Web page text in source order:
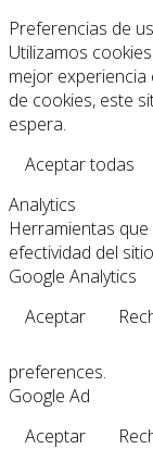
Preferencias de
Utilizamos
mejor experiencia
de cookies, este
espera.
Aceptar todas
Analytics
Herramientas
efectividad del
Google Analytics
Aceptar
preferences.
Google Ad
Aceptar